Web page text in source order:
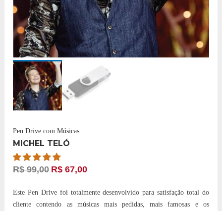
Pen Drive com Músicas
MICHEL TELÓ
R$99,00 R$ 67,00
Este Pen Drive foi totalmente desenvolvido para satisfação total do
cliente contendo as músicas mais pedidas, mais famosas e os